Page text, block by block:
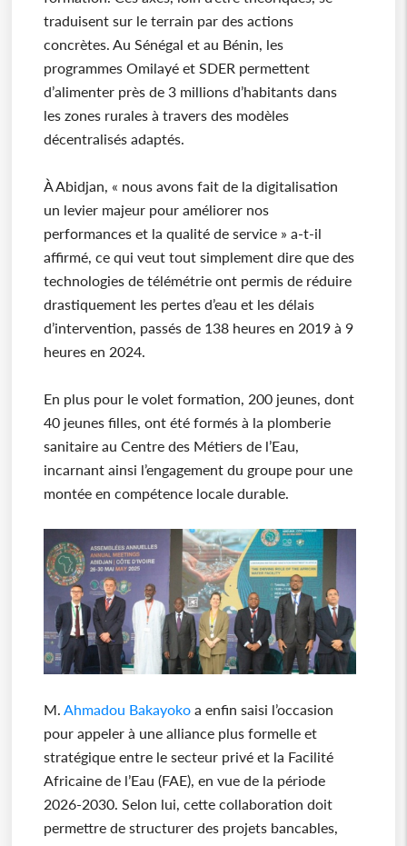
traduisent sur le terrain par des actions
concrètes. Au Sénégal et au Bénin, les
programmes Omilayé et SDER permettent
d’alimenter près de 3 millions d’habitants dans
les zones rurales à travers des modèles
décentralisés adaptés.
À Abidjan, « nous avons fait de la digitalisation
un levier majeur pour améliorer nos
performances et la qualité de service » a-t-il
affirmé, ce qui veut tout simplement dire que des
technologies de télémétrie ont permis de réduire
drastiquement les pertes d’eau et les délais
d’intervention, passés de 138 heures en 2019 à 9
heures en 2024.
En plus pour le volet formation, 200 jeunes, dont
40 jeunes filles, ont été formés à la plomberie
sanitaire au Centre des Métiers de l’Eau,
incarnant ainsi l’engagement du groupe pour une
montée en compétence locale durable.
M. Ahmadou Bakayokoa enfin saisi l’occasion
pour appeler à une alliance plus formelle et
stratégique entre le secteur privé et la Facilité
Africaine de l’Eau (FAE), en vue de la période
2026-2030. Selon lui, cette collaboration doit
permettre de structurer des projets bancables,